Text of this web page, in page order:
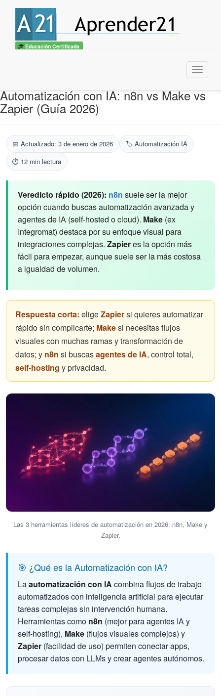
Educación Certificada
Menu
Automatización con IA: n8n vs Make vs
Zapier (Guía 2026)
📅 Actualizado: 3 de enero de 2026
🏷️ Automatización IA
⏱️ 12 min lectura
Veredicto rápido (2026): n8n suele ser la mejor
opción cuando buscas automatización avanzada y
agentes de IA (self-hosted o cloud). Make (ex
Integromat) destaca por su enfoque visual para
integraciones complejas. Zapieres la opción más
fácil para empezar, aunque suele ser la más costosa
a igualdad de volumen.
Respuesta corta: eligeZapiersi quieres automatizar
rápido sin complicarte; Makesi necesitas flujos
visuales con muchas ramas y transformación de
datos; y n8n si buscasagentes de IA, control total,
self-hosting y privacidad.
Las 3 herramientas líderes de automatización en 2026: n8n, Make y
Zapier.
🎯 ¿Qué es la Automatización con IA?
Laautomatización con IA combina flujos de trabajo
automatizados con inteligencia artificial para ejecutar
tareas complejas sin intervención humana.
Herramientas como n8n (mejor para agentes IA y
self-hosting), Make (flujos visuales complejos) y
Zapier (facilidad de uso) permiten conectar apps,
procesar datos con LLMs y crear agentes autónomos.